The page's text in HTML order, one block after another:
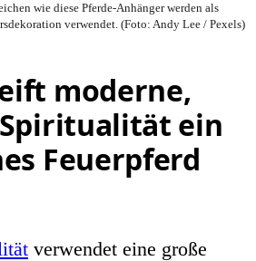
wie diese Pferde-Anhänger werden als
verwendet. (Foto: Andy Lee / Pexels)
moderne,
ein
Feuerpferd
verwendet eine große